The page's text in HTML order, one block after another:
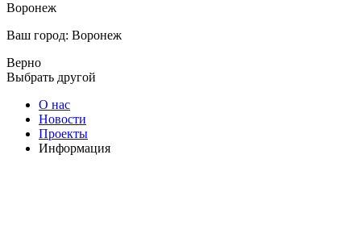
Воронеж
Ваш город: Воронеж
Верно
Выбрать другой
О нас
Новости
Проекты
Информация